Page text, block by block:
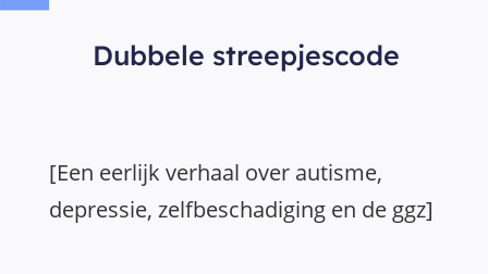
Dubbele streepjescode
[Een eerlijk verhaal over autisme,
depressie, zelfbeschadiging en de ggz]